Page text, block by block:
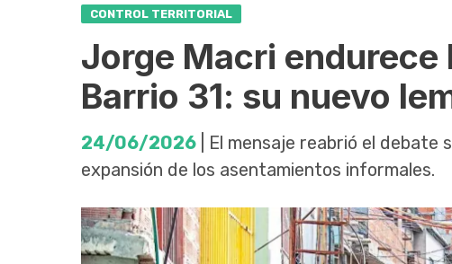
CONTROL TERRITORIAL
Jorge Macri
Barrio 31: su nuevo
24/06/2026 | El mensaje reabrió el
expansión de los asentamientos informales.